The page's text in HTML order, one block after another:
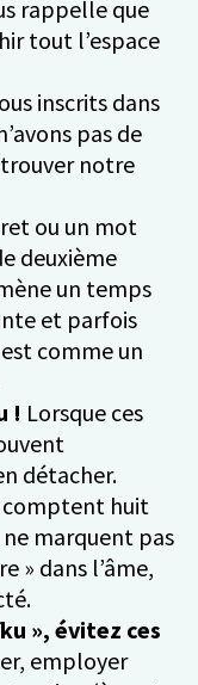
rappelle que
tout l’espace
inscrits dans
pas de
trouver notre
ou un mot
deuxième
un temps
et parfois
comme un
! Lorsque ces
détacher.
comptent huit
marquent pas
» dans l’âme,
», évitez ces
employer